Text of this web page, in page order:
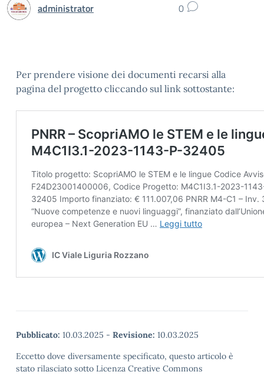
administrator 0
Per prendere visione dei documenti recarsi alla
pagina del progetto cliccando sul link sottostante:
Pubblicato: 10.03.2025 - Revisione: 10.03.2025
Eccetto dove diversamente specificato, questo articolo è
stato rilasciato sotto Licenza Creative Commons